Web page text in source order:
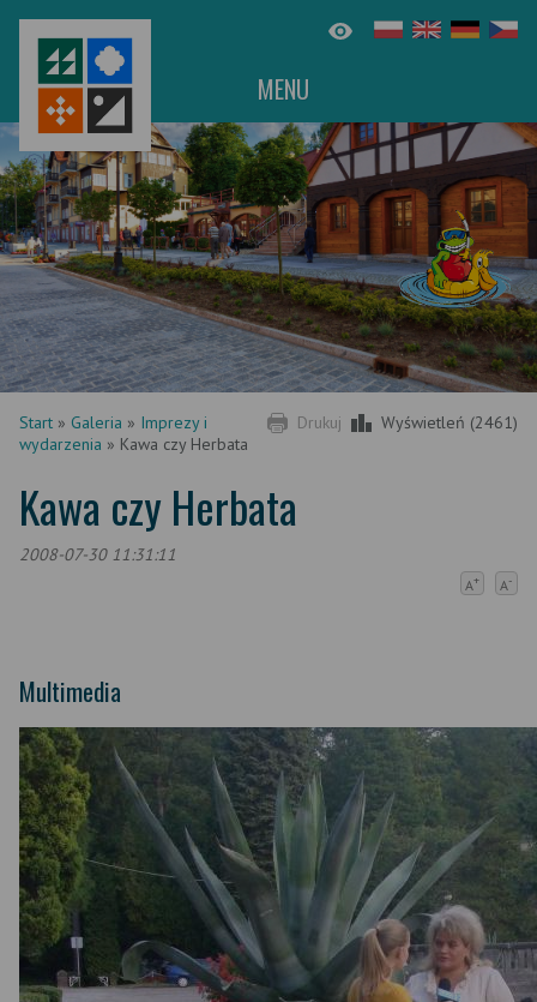
MENU
Drukuj Wyświetleń (2461)
Start » Galeria » Imprezy i
wydarzenia » Kawa czy Herbata
Kawa czy Herbata
2008-07-30 11:31:11
A+ A-
Multimedia